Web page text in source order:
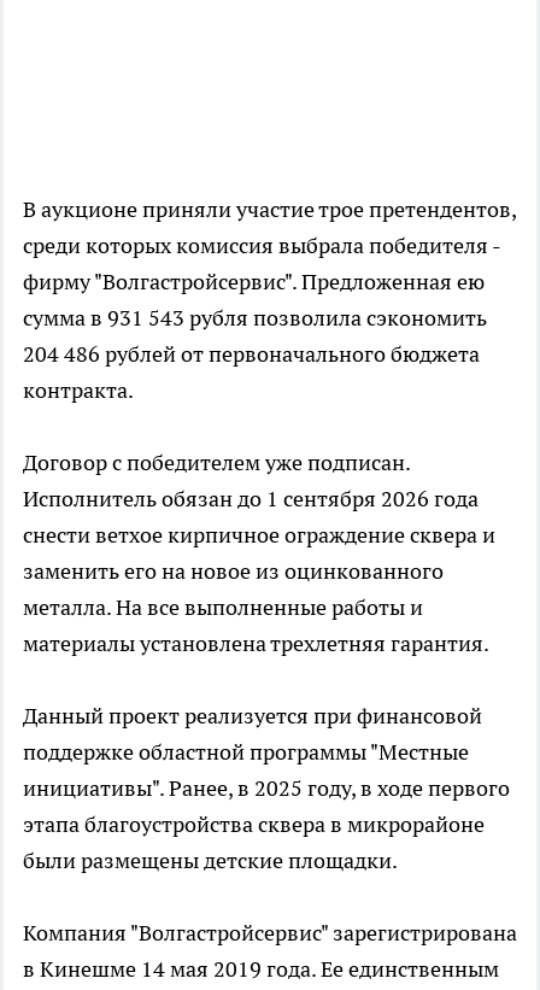
В аукционе приняли участие трое претендентов,
среди которых комиссия выбрала победителя -
фирму "Волгастройсервис". Предложенная ею
сумма в 931 543 рубля позволила сэкономить
204 486 рублей от первоначального бюджета
контракта.
Договор с победителем уже подписан.
Исполнитель обязан до 1 сентября 2026 года
снести ветхое кирпичное ограждение сквера и
заменить его на новое из оцинкованного
металла. На все выполненные работы и
материалы установлена трехлетняя гарантия.
Данный проект реализуется при финансовой
поддержке областной программы "Местные
инициативы". Ранее, в 2025 году, в ходе первого
этапа благоустройства сквера в микрорайоне
были размещены детские площадки.
Компания "Волгастройсервис" зарегистрирована
в Кинешме 14 мая 2019 года. Ее единственным